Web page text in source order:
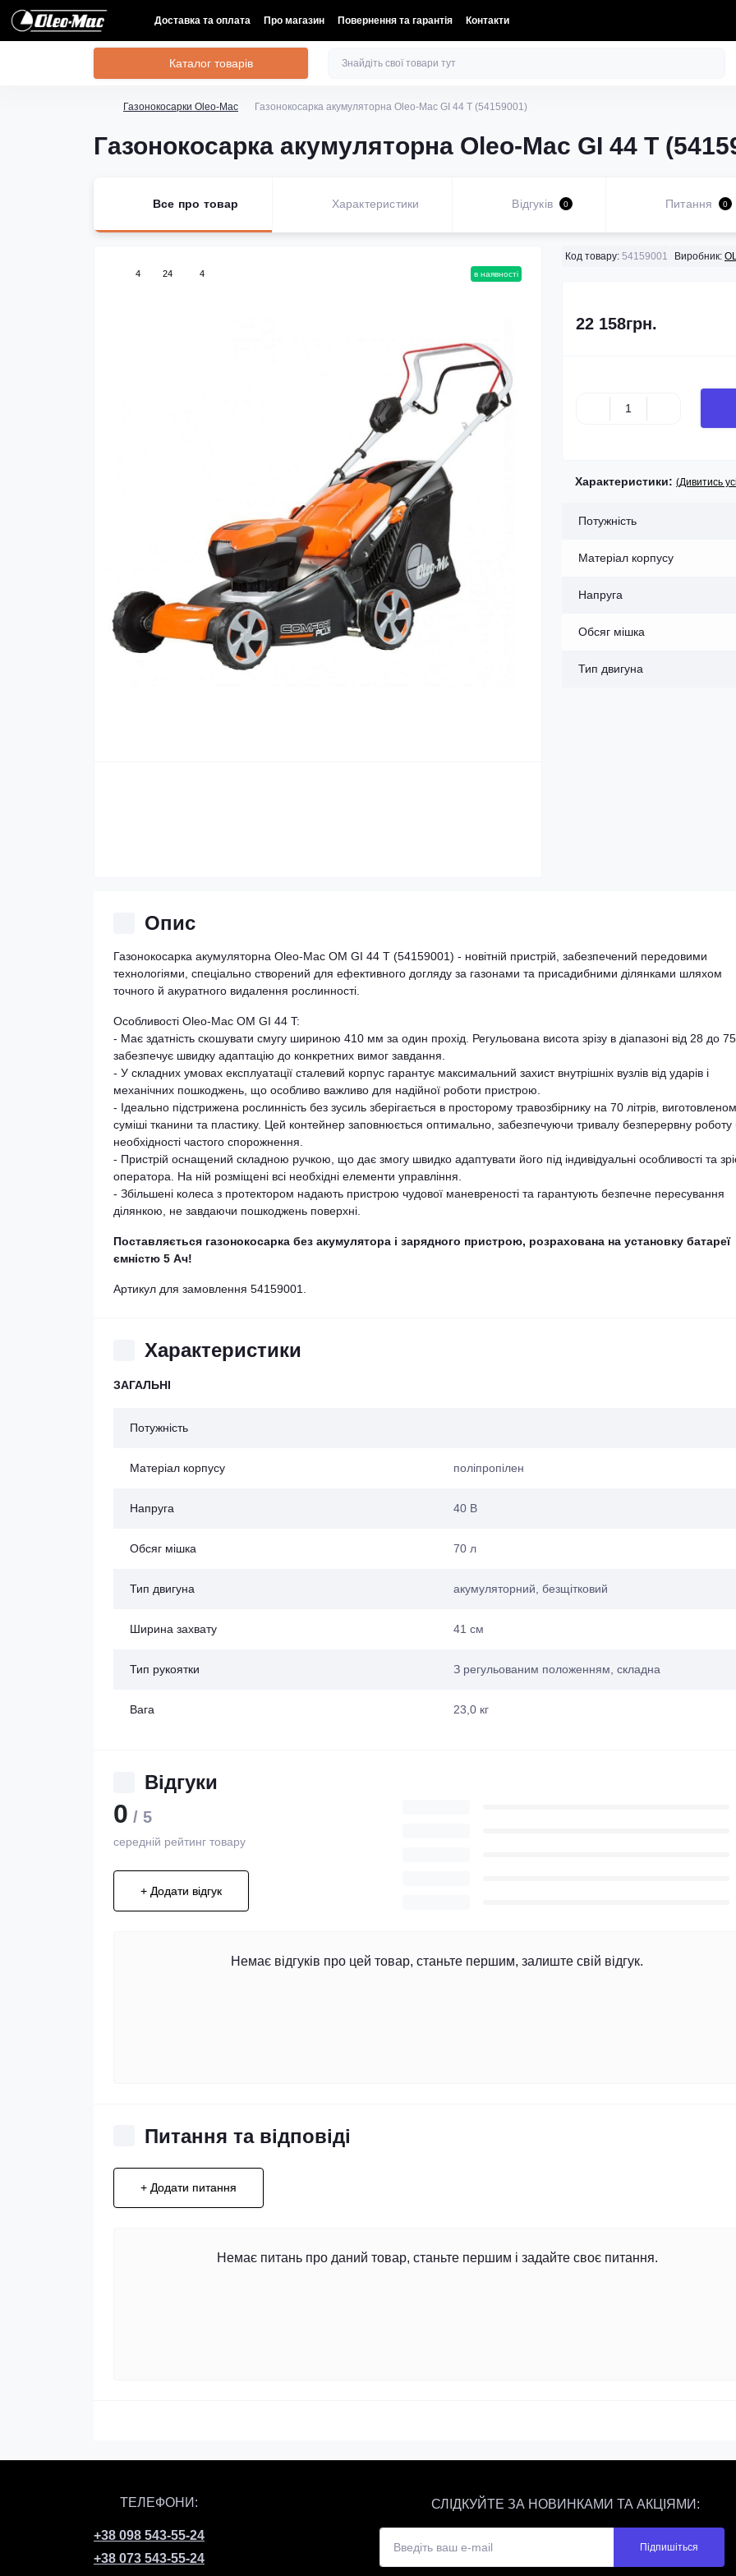
Доставка та оплата Про магазин Повернення та гарантія Контакти
Каталог товарів
Газонокосарки Oleo-Mac Газонокосарка акумуляторна Oleo-Mac GI 44 T (54159001)
Газонокосарка акумуляторна Oleo-Mac GI 44 T
Все про товар Характеристики Відгуків 0 Питання 0
4 24 4 в наявності
Код товару: 54159001 Виробник:
22 158грн.
Характеристики: (Дивитись
Потужність
Матеріал корпусу
Напруга
Обсяг мішка
Тип двигуна
Опис
Газонокосарка акумуляторна Oleo-Mac OM GI 44 T (54159001) - новітній пристрій, забезпечений передовими
технологіями, спеціально створений для ефективного догляду за газонами та присадибними ділянками шляхом
точного й акуратного видалення рослинності.
Особливості Oleo-Mac OM GI 44 T:
- Має здатність скошувати смугу шириною 410 мм за один прохід. Регульована висота зрізу в діапазоні від 28 до
забезпечує швидку адаптацію до конкретних вимог завдання.
- У складних умовах експлуатації сталевий корпус гарантує максимальний захист внутрішніх вузлів від ударів і
механічних пошкоджень, що особливо важливо для надійної роботи пристрою.
- Ідеально підстрижена рослинність без зусиль зберігається в просторому травозбірнику на 70 літрів,
суміші тканини та пластику. Цей контейнер заповнюється оптимально, забезпечуючи тривалу безперервну роботу
необхідності частого спорожнення.
- Пристрій оснащений складною ручкою, що дає змогу швидко адаптувати його під індивідуальні особливості та
оператора. На ній розміщені всі необхідні елементи управління.
- Збільшені колеса з протектором надають пристрою чудової маневреності та гарантують безпечне пересування
ділянкою, не завдаючи пошкоджень поверхні.
Поставляється газонокосарка без акумулятора і зарядного пристрою, розрахована на установку батареї
ємністю 5 Ач!
Артикул для замовлення 54159001.
Характеристики
ЗАГАЛЬНІ
Потужність
Матеріал корпусу поліпропілен
Напруга 40 В
Обсяг мішка 70 л
Тип двигуна акумуляторний, безщітковий
Ширина захвату 41 см
Тип рукоятки З регульованим положенням, складна
Вага 23,0 кг
Відгуки
0 / 5
середній рейтинг товару
+ Додати відгук
Немає відгуків про цей товар, станьте першим, залиште свій відгук.
Питання та відповіді
+ Додати питання
Немає питань про даний товар, станьте першим і задайте своє питання.
ТЕЛЕФОНИ:
+38 098 543-55-24
+38 073 543-55-24
СЛІДКУЙТЕ ЗА НОВИНКАМИ ТА АКЦІЯМИ:
Підпишіться